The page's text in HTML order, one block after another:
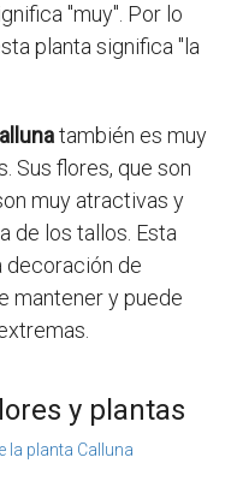
"muy". Por lo
planta significa "la
también es muy
Sus flores, que son
muy atractivas y
de los tallos. Esta
decoración de
mantener y puede
y plantas
la planta Calluna